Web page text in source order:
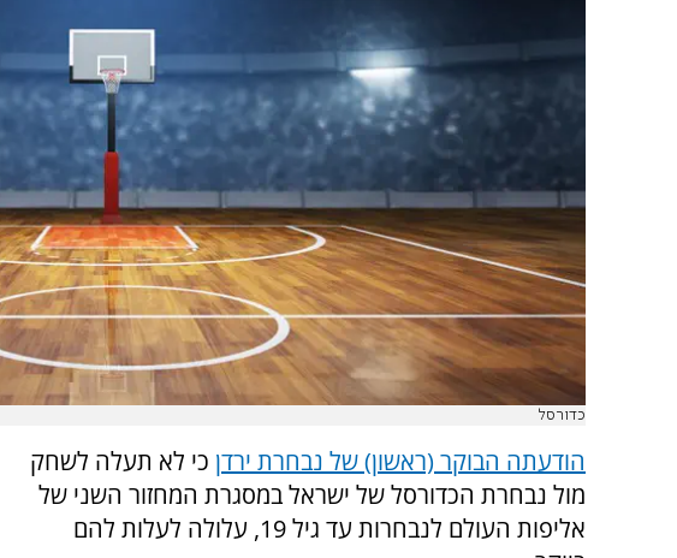
כדורסל
הודעתה הבוקר (ראשון) של נבחרת ירדן כי לא תעלה לשחק
מול נבחרת הכדורסל של ישראל במסגרת המחזור השני של
אליפות העולם לנבחרות עד גיל 19, עלולה לעלות להם